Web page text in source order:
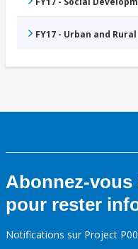
FY17 - Urban and
Abonnez-vous
pour rester
Notifications sur Project